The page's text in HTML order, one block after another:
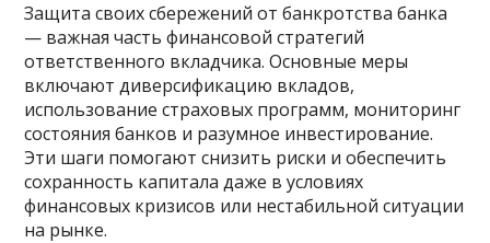
Защита своих сбережений от банкротства банка
— важная часть финансовой стратегий
ответственного вкладчика. Основные меры
включают диверсификацию вкладов,
использование страховых программ, мониторинг
состояния банков и разумное инвестирование.
Эти шаги помогают снизить риски и обеспечить
сохранность капитала даже в условиях
финансовых кризисов или нестабильной ситуации
на рынке.